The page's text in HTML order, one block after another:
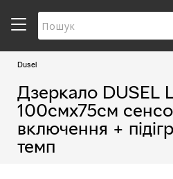
Dusel
Дзеркало DUSEL
100смх75см
включення +
темп